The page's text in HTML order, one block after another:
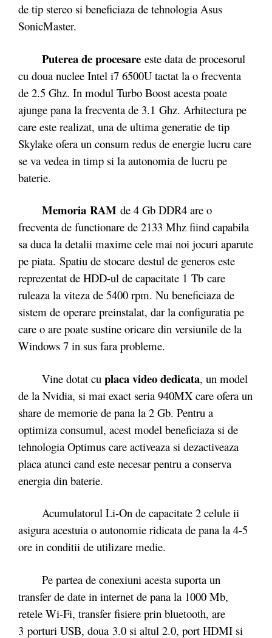
de tip stereo si beneficiaza de tehnologia Asus
SonicMaster.
Puterea de procesare este data de procesorul
cu doua nuclee Intel i7 6500U tactat la o frecventa
de 2.5 Ghz. In modul Turbo Boost acesta poate
ajunge pana la frecventa de 3.1 Ghz. Arhitectura pe
care este realizat, una de ultima generatie de tip
Skylake ofera un consum redus de energie lucru care
se va vedea in timp si la autonomia de lucru pe
baterie.
Memoria RAM de 4 Gb DDR4 are o
frecventa de functionare de 2133 Mhz fiind capabila
sa duca la detalii maxime cele mai noi jocuri aparute
pe piata. Spatiu de stocare destul de generos este
reprezentat de HDD-ul de capacitate 1 Tb care
ruleaza la viteza de 5400 rpm. Nu beneficiaza de
sistem de operare preinstalat, dar la configuratia pe
care o are poate sustine oricare din versiunile de la
Windows 7 in sus fara probleme.
Vine dotat cu placa video dedicata, un model
de la Nvidia, si mai exact seria 940MX care ofera un
share de memorie de pana la 2 Gb. Pentru a
optimiza consumul, acest model beneficiaza si de
tehnologia Optimus care activeaza si dezactiveaza
placa atunci cand este necesar pentru a conserva
energia din baterie.
Acumulatorul Li-On de capacitate 2 celule ii
asigura acestuia o autonomie ridicata de pana la 4-5
ore in conditii de utilizare medie.
Pe partea de conexiuni acesta suporta un
transfer de date in internet de pana la 1000 Mb,
retele Wi-Fi, transfer fisiere prin bluetooth, are
3 porturi USB, doua 3.0 si altul 2.0, port HDMI si